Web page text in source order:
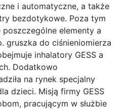
i automatyczne, a także
bezdotykowe. Poza tym
elementy a
gruszka do ciśnieniomierza
inhalatory GESS a
Dodatkowo
na rynek specjalny
dzieci. Misją firmy GESS
pracującym w służbie